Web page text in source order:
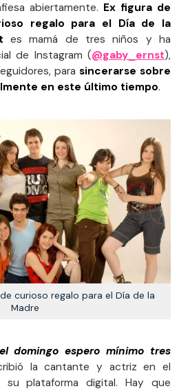
abiertamente. Ex figura de
regalo para el Día de la
es mamá de tres niños y ha
de Instagram (@gaby_ernst),
para sincerarse sobre
en este último tiempo.
curioso regalo para el Día de la
Madre
domingo espero mínimo tres
la cantante y actriz en el
plataforma digital. Hay que